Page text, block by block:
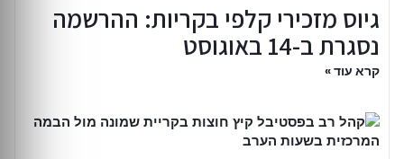
גיוס מזכירי קלפי בקריות: ההרשמה
נסגרת ב-14 באוגוסט
קרא עוד »